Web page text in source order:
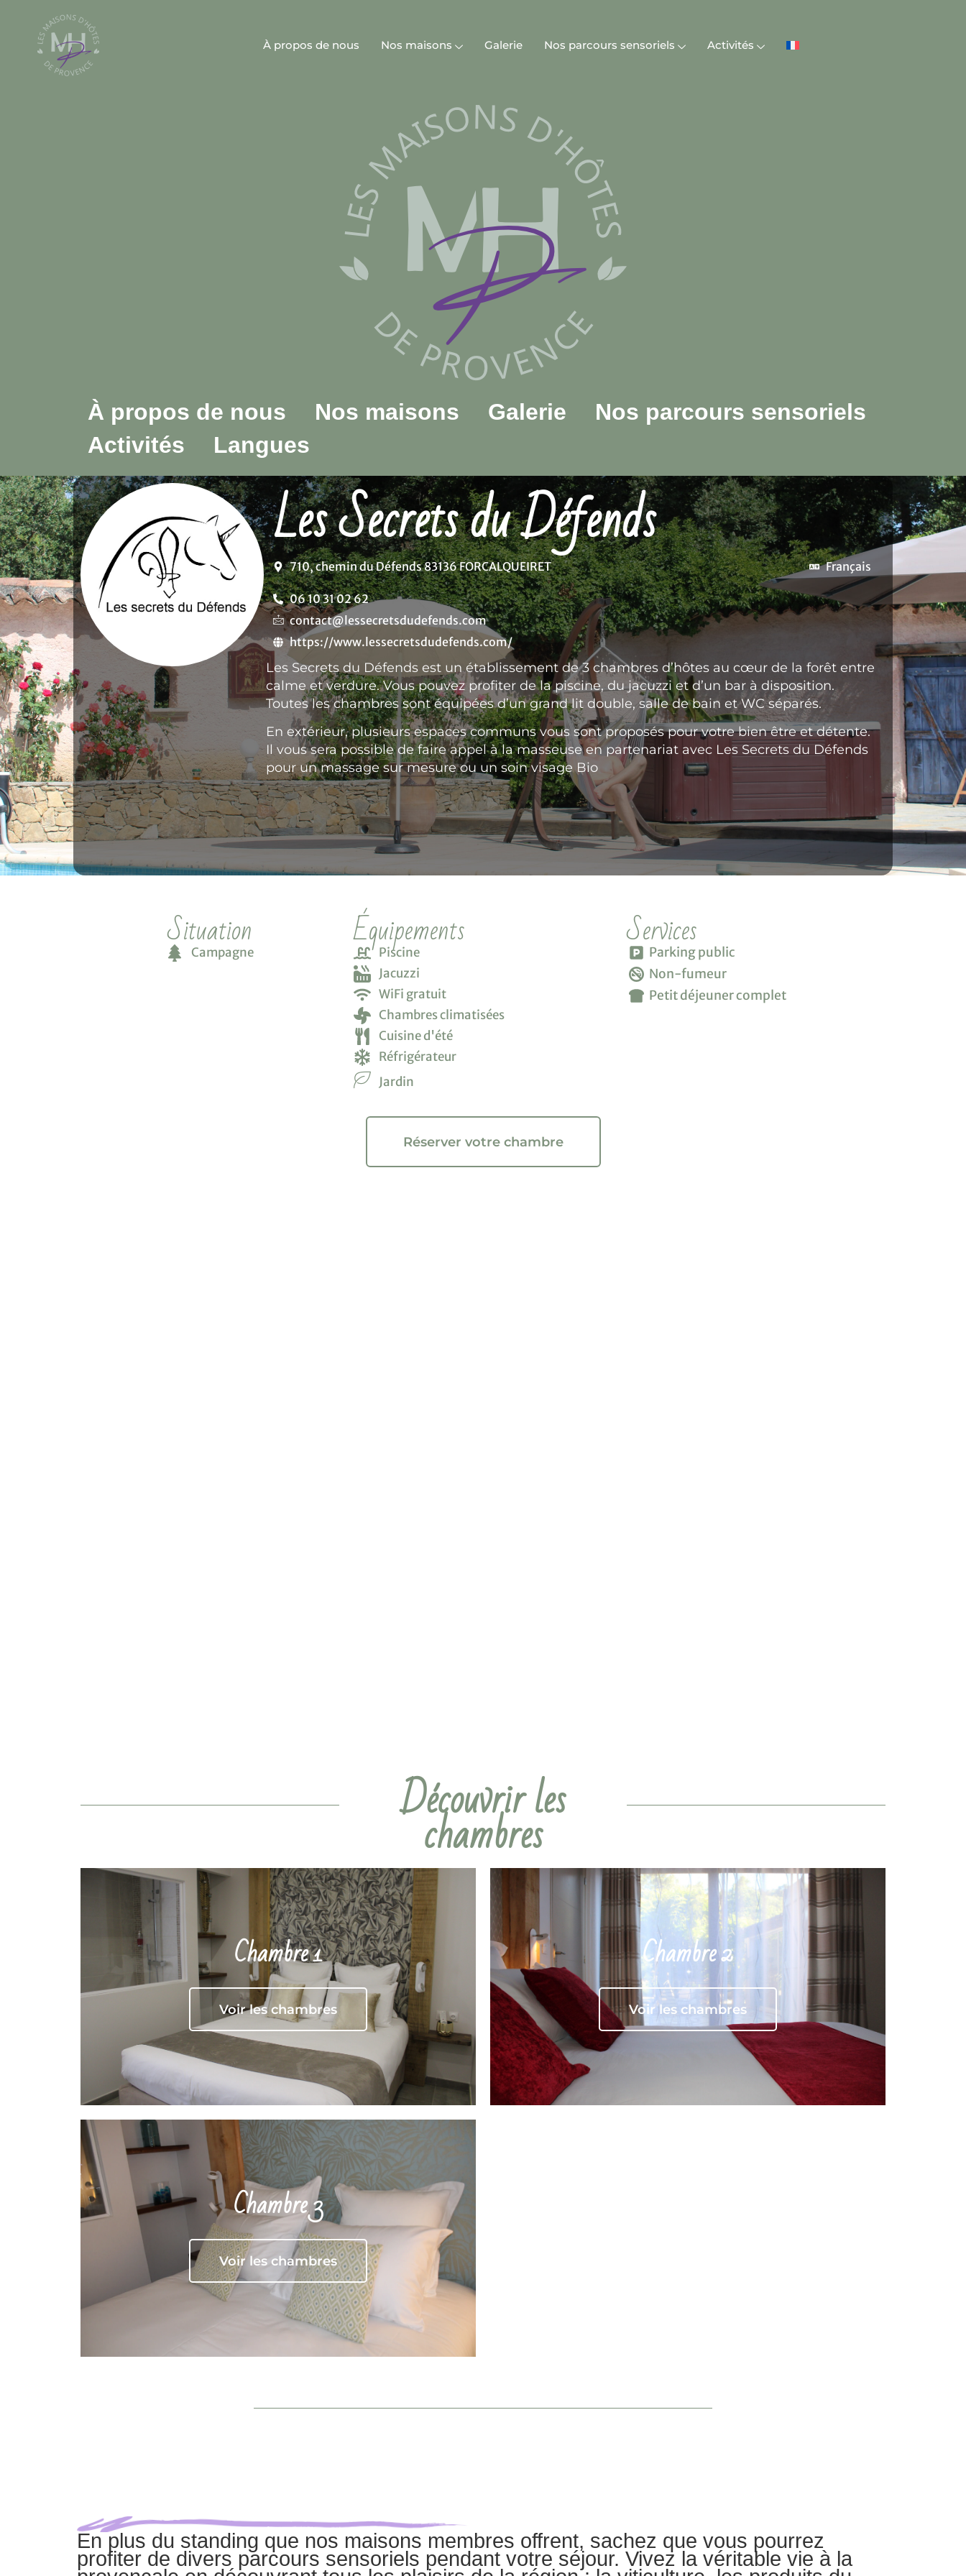
À propos de nous Nos maisons Galerie Nos parcours sensoriels Activités
À propos de nous Nos maisons Galerie
Nos parcours sensoriels
Activités
Langues
Les Secrets du Défends
710, chemin du Défends 83136 FORCALQUEIRET Français
06 10 31 02 62
contact@lessecretsdudefends.com
https://www.lessecretsdudefends.com/
Les Secrets du Défends est un établissement de 3 chambres d’hôtes au cœur de la forêt entre
calme et verdure. Vous pouvez profiter de la piscine, du jacuzzi et d’un bar à disposition.
Toutes les chambres sont équipées d’un grand lit double, salle de bain et WC séparés.
En extérieur, plusieurs espaces communs vous sont proposés pour votre bien être et détente.
Il vous sera possible de faire appel à la masseuse en partenariat avec Les Secrets du Défends
pour un massage sur mesure ou un soin visage Bio
Situation
Campagne Équipements
Piscine
Jacuzzi
WiFi gratuit
Chambres climatisées
Cuisine d'été
Réfrigérateur
Jardin
Services
Parking public
Non-fumeur
Petit déjeuner complet
Réserver votre chambre
Découvrir les
chambres
Chambre 1
Voir les chambres
Chambre 2
Voir les chambres
Chambre 3
Voir les chambres
En plus du standing que nos maisons membres offrent, sachez que vous pourrez
profiter de divers parcours sensoriels pendant votre séjour. Vivez la véritable vie à la